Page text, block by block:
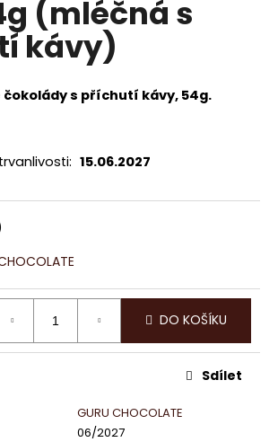
(mléčná s
kávy)
čokolády s příchutí kávy, 54g.
15.06.2027
DO KOŠÍKU
GURU CHOCOLATE
06/2027
Sdílet